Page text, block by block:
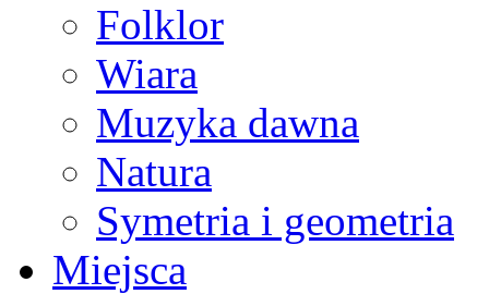
Folklor
Wiara
Muzyka dawna
Natura
Symetria i geometria
Miejsca